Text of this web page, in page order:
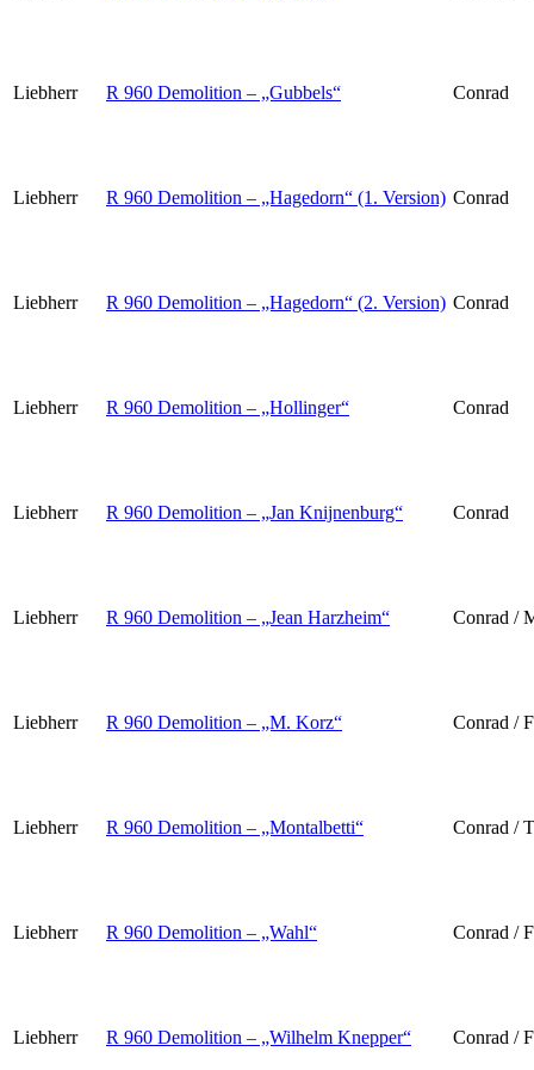
Liebherr R 960 Demolition – „Gubbels“ Conrad
Liebherr R 960 Demolition – „Hagedorn“ (1. Version) Conrad
Liebherr R 960 Demolition – „Hagedorn“ (2. Version) Conrad
Liebherr R 960 Demolition – „Hollinger“ Conrad
Liebherr R 960 Demolition – „Jan Knijnenburg“ Conrad
Liebherr R 960 Demolition – „Jean Harzheim“ Conrad /
Liebherr R 960 Demolition – „M. Korz“ Conrad /
Liebherr R 960 Demolition – „Montalbetti“ Conrad /
Liebherr R 960 Demolition – „Wahl“ Conrad /
Liebherr R 960 Demolition – „Wilhelm Knepper“ Conrad /